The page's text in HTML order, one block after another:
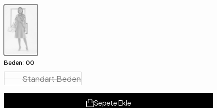
Beden : 00
Standart Beden
Sepete Ekle